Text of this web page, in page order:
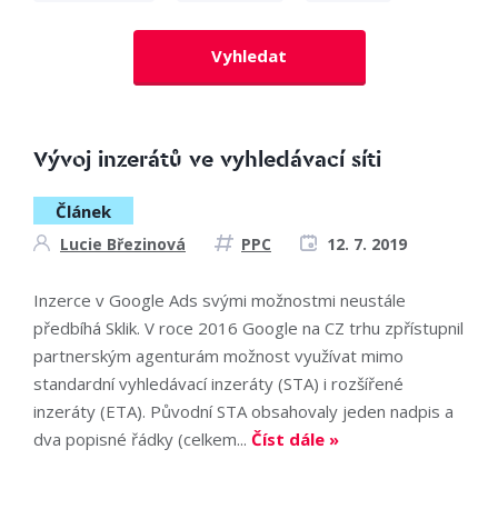
Vyhledat
Vývoj inzerátů ve vyhledávací síti
Článek
Lucie Březinová PPC 12. 7. 2019
Inzerce v Google Ads svými možnostmi neustále
předbíhá Sklik. V roce 2016 Google na CZ trhu zpřístupnil
partnerským agenturám možnost využívat mimo
standardní vyhledávací inzeráty (STA) i rozšířené
inzeráty (ETA). Původní STA obsahovaly jeden nadpis a
dva popisné řádky (celkem... Číst dále »